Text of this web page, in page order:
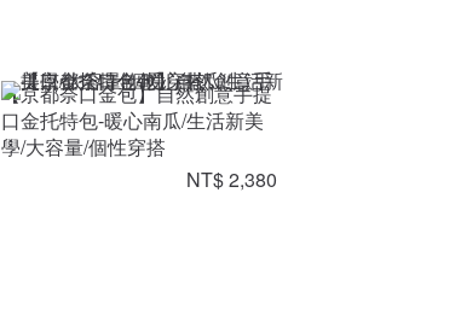
【京都奈口金包】自然創意手提
口金托特包-暖心南瓜/生活新美
學/大容量/個性穿搭
NT$ 2,380